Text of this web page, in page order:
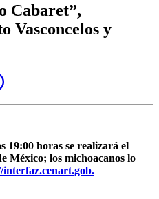
Cabaret”,
Vasconcelos y
19:00 horas se realizará el
México; los michoacanos lo
interfaz.cenart.gob.